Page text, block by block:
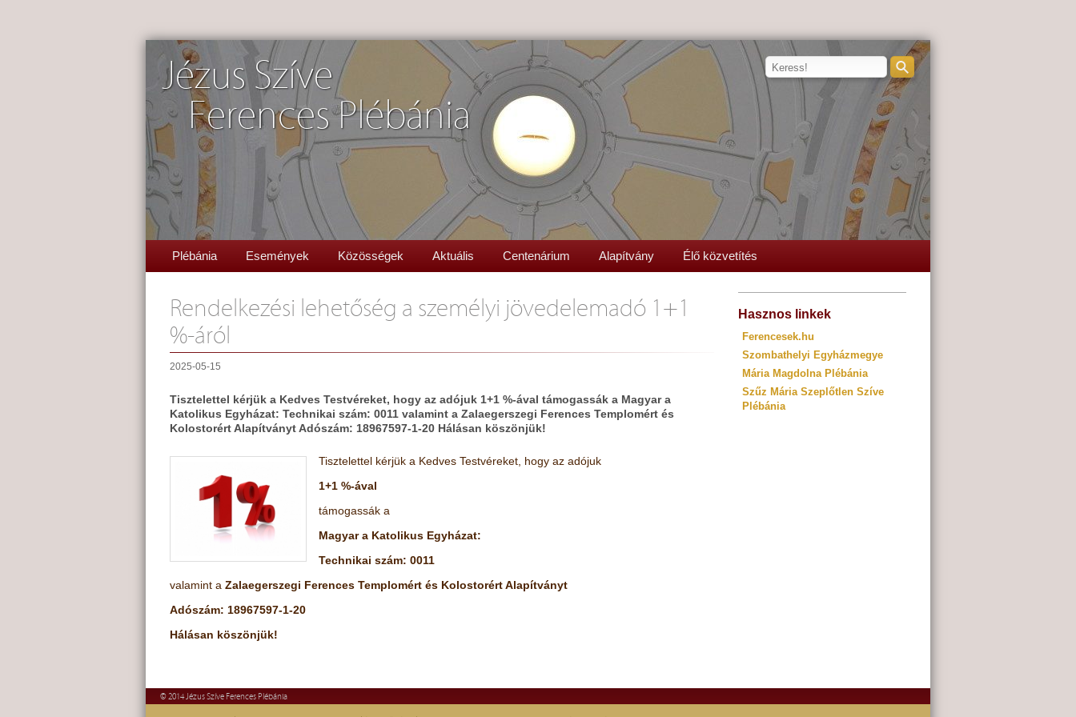
Jézus Szíve
Ferences Plébánia
Plébánia Események Közösségek Aktuális Centenárium Alapítvány Élő közvetítés
Rendelkezési lehetőség a személyi jövedelemadó 1+1
%-áról
2025-05-15
Tisztelettel kérjük a Kedves Testvéreket, hogy az adójuk 1+1 %-ával támogassák a Magyar a
Katolikus Egyházat: Technikai szám: 0011 valamint a Zalaegerszegi Ferences Templomért és
Kolostorért Alapítványt Adószám: 18967597-1-20 Hálásan köszönjük!
Tisztelettel kérjük a Kedves Testvéreket, hogy az adójuk
1+1 %-ával
támogassák a
Magyar a Katolikus Egyházat:
Technikai szám: 0011
valamint a Zalaegerszegi Ferences Templomért és Kolostorért Alapítványt
Adószám: 18967597-1-20
Hálásan köszönjük!
Hasznos linkek
Ferencesek.hu
Szombathelyi Egyházmegye
Mária Magdolna Plébánia
Szűz Mária Szeplőtlen Szíve
Plébánia
© 2014 Jézus Szíve Ferences Plébánia